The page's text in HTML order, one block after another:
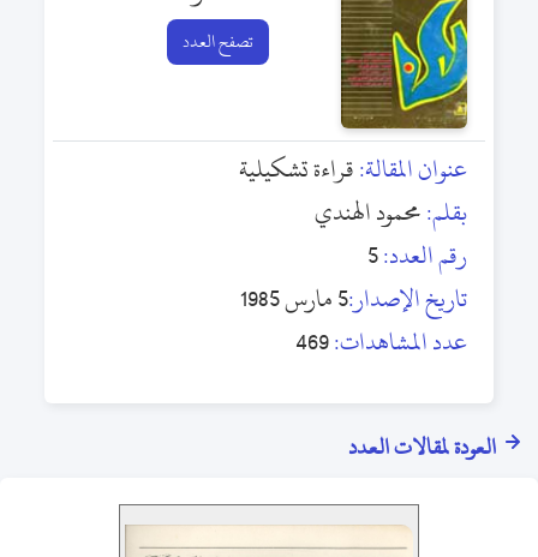
تصفح العدد
عنوان المقالة:قراءة تشكيلية
بقلم:محمود الهندي
رقم العدد:5
تاريخ الإصدار:5 مارس 1985
عدد المشاهدات:469
العودة لمقالات العدد